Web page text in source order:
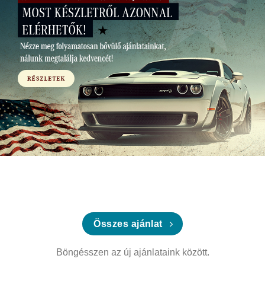
Összes ajánlat
Böngésszen az új ajánlataink között.